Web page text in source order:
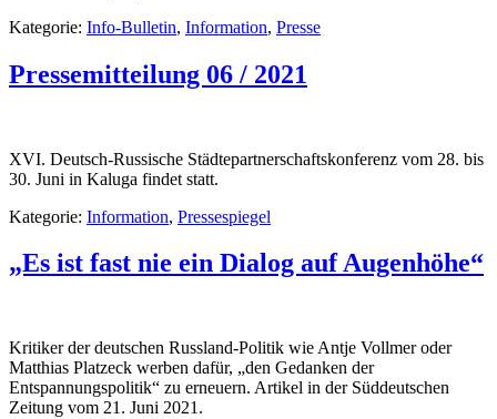
Kategorie: Info-Bulletin, Information, Presse
Pressemitteilung 06 / 2021
XVI. Deutsch-Russische Städtepartnerschaftskonferenz vom 28. bis
30. Juni in Kaluga findet statt.
Kategorie: Information, Pressespiegel
„Es ist fast nie ein Dialog auf Augenhöhe“
Kritiker der deutschen Russland-Politik wie Antje Vollmer oder
Matthias Platzeck werben dafür, „den Gedanken der
Entspannungspolitik“ zu erneuern. Artikel in der Süddeutschen
Zeitung vom 21. Juni 2021.